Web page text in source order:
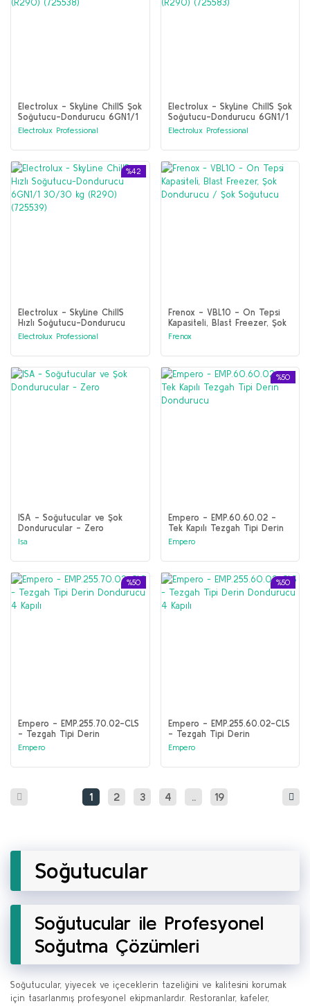
Electrolux - SkyLine ChillS Şok
Soğutucu-Dondurucu 6GN1/1
30/30 kg kule montajı için
Electrolux Professional
Electrolux - SkyLine ChillS Şok
Soğutucu-Dondurucu 6GN1/1
30/30 kg, sol menteşeli kapı
Electrolux Professional
%42
Electrolux - SkyLine ChillS
Hızlı Soğutucu-Dondurucu
6GN1/1 30/30 kg (R290)
Electrolux Professional
Frenox - VBL10 - On Tepsi
Kapasiteli, Blast Freezer, Şok
Dondurucu / Şok Soğutucu
Frenox
ISA - Soğutucular ve Şok
Dondurucular - Zero
Isa
%50
Empero - EMP.60.60.02 -
Tek Kapılı Tezgah Tipi Derin
Dondurucu
Empero
%50
Empero - EMP.255.70.02-CLS
- Tezgah Tipi Derin
Dondurucu 4 Kapılı
Empero
%50
Empero - EMP.255.60.02-CLS
- Tezgah Tipi Derin
Dondurucu 4 Kapılı
Empero
1 2 3 4 .. 19
Soğutucular
Soğutucular ile Profesyonel
Soğutma Çözümleri
Soğutucular, yiyecek ve içeceklerin tazeliğini ve kalitesini korumak
için tasarlanmış profesyonel ekipmanlardır. Restoranlar, kafeler,